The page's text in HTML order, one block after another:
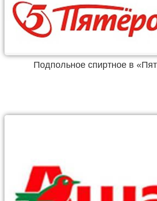
Подпольное спиртное в